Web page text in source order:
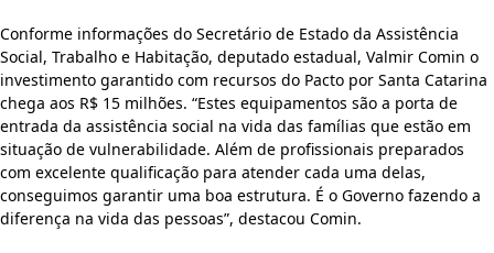
Conforme informações do Secretário de Estado da Assistência
Social, Trabalho e Habitação, deputado estadual, Valmir Comin o
investimento garantido com recursos do Pacto por Santa Catarina
chega aos R$ 15 milhões. “Estes equipamentos são a porta de
entrada da assistência social na vida das famílias que estão em
situação de vulnerabilidade. Além de profissionais preparados
com excelente qualificação para atender cada uma delas,
conseguimos garantir uma boa estrutura. É o Governo fazendo a
diferença na vida das pessoas”, destacou Comin.